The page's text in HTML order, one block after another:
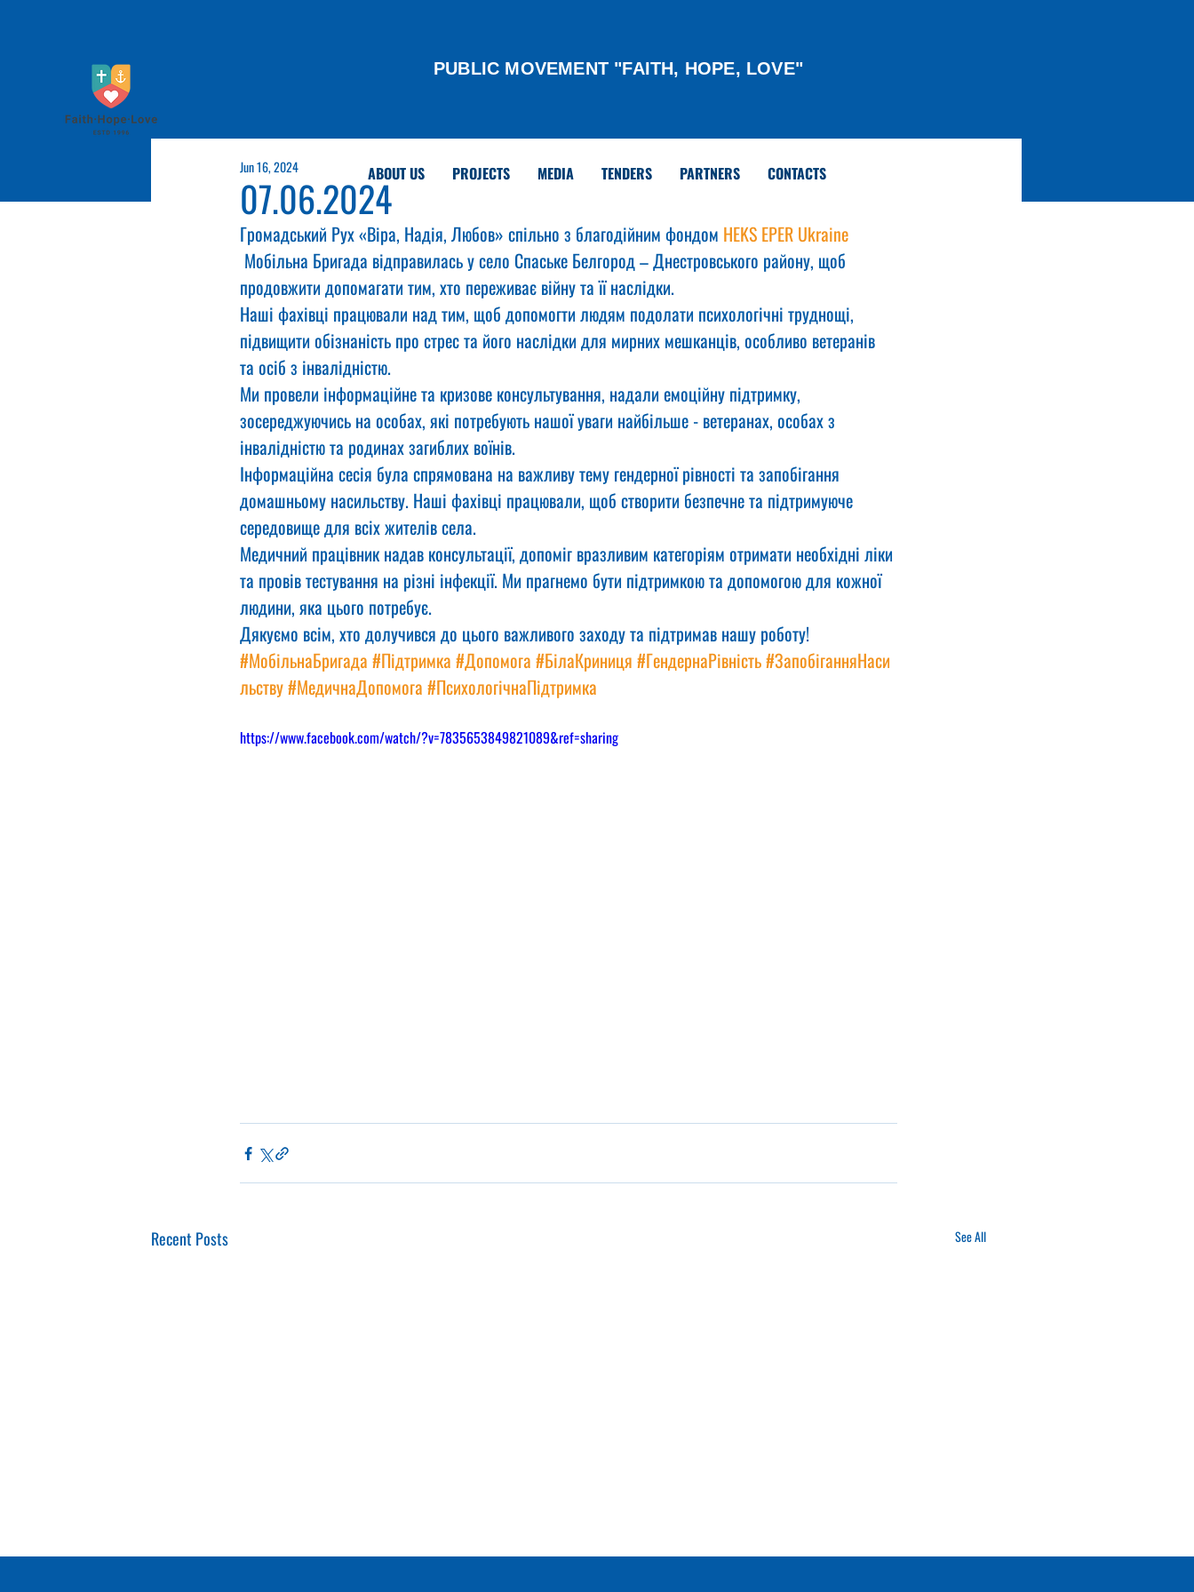
PUBLIC MOVEMENT "FAITH, HOPE, LOVE"
ABOUT US PROJECTS MEDIA TENDERS PARTNERS CONTACTS
07.06.2024
Jun 16, 2024
Громадський Рух «Віра, Надія, Любов» спільно з благодійним фондом HEKS EPER Ukraine
Мобільна Бригада відправилась у село Спаське Белгород – Днестровського району, щоб
продовжити допомагати тим, хто переживає війну та її наслідки.
Наші фахівці працювали над тим, щоб допомогти людям подолати психологічні труднощі,
підвищити обізнаність про стрес та його наслідки для мирних мешканців, особливо ветеранів
та осіб з інвалідністю.
Ми провели інформаційне та кризове консультування, надали емоційну підтримку,
зосереджуючись на особах, які потребують нашої уваги найбільше - ветеранах, особах з
інвалідністю та родинах загиблих воїнів.
Інформаційна сесія була спрямована на важливу тему гендерної рівності та запобігання
домашньому насильству. Наші фахівці працювали, щоб створити безпечне та підтримуюче
середовище для всіх жителів села.
Медичний працівник надав консультації, допоміг вразливим категоріям отримати необхідні ліки
та провів тестування на різні інфекції. Ми прагнемо бути підтримкою та допомогою для кожної
людини, яка цього потребує.
Дякуємо всім, хто долучився до цього важливого заходу та підтримав нашу роботу!
#МобільнаБригада #Підтримка #Допомога #БілаКриниця #ГендернаРівність#ЗапобіганняНаси
льству#МедичнаДопомога #ПсихологічнаПідтримка
https://www.facebook.com/watch/?v=7835653849821089&ref=sharing
Recent Posts See All